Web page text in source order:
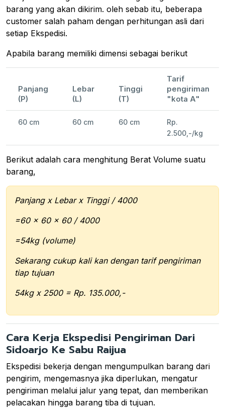
barang yang akan dikirim. oleh sebab itu, beberapa
customer salah paham dengan perhitungan asli dari
setiap Ekspedisi.
Apabila barang memiliki dimensi sebagai berikut
Panjang
(P)
Lebar
(L)
Tinggi
(T)
Tarif
pengiriman
"kota A"
60 cm 60 cm 60 cm
Rp.
2.500,-/kg
Berikut adalah cara menghitung Berat Volume suatu
barang,
Panjang x Lebar x Tinggi / 4000
=60 x 60 x 60 / 4000
=54kg (volume)
Sekarang cukup kali kan dengan tarif pengiriman
tiap tujuan
54kg x 2500 = Rp. 135.000,-
Cara Kerja Ekspedisi Pengiriman Dari
Sidoarjo Ke Sabu Raijua
Ekspedisi bekerja dengan mengumpulkan barang dari
pengirim, mengemasnya jika diperlukan, mengatur
pengiriman melalui jalur yang tepat, dan memberikan
pelacakan hingga barang tiba di tujuan.